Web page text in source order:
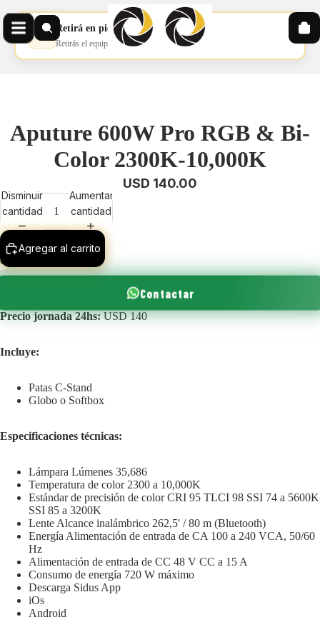
📦 Retirá en pickup
Retirás el equipo en nuestro pickup
Aputure 600W Pro RGB & Bi-
Color 2300K-10,000K
USD 140.00
Disminuir
cantidad
Aumentar
cantidad
Agregar al carrito
Contactar
Precio jornada 24hs:USD 140
Incluye:
Patas C-Stand
Globo o Softbox
Especificaciones técnicas:
Lámpara Lúmenes 35,686
Temperatura de color 2300 a 10,000K
Estándar de precisión de color CRI 95 TLCI 98 SSI 74 a 5600K
SSI 85 a 3200K
Lente Alcance inalámbrico 262,5' / 80 m (Bluetooth)
Energía Alimentación de entrada de CA 100 a 240 VCA, 50/60
Hz
Alimentación de entrada de CC 48 V CC a 15 A
Consumo de energía 720 W máximo
Descarga Sidus App
iOs
Android